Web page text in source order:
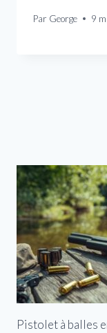
Par George 9
Pistolet à balles